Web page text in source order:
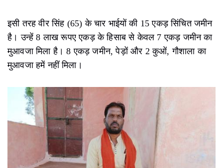
इसी तरह वीर सिंह (65) के चार भाईयों की 15 एकड़ सिंचित जमीन
है। उन्हें 8 लाख रूपए एकड़ के हिसाब से केवल 7 एकड़ जमीन का
मुआवजा मिला है। 8 एकड़ जमीन, पेड़ों और 2 कुओं, गौशाला का
मुआवजा हमें नहीं मिला।